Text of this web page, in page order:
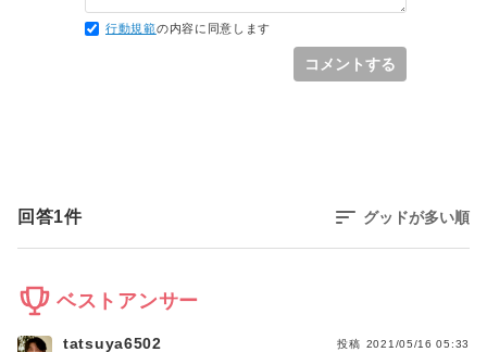
行動規範の内容に同意します
コメントする
回答1件 グッドが多い順
ベストアンサー
投稿 2021/05/16 05:33
tatsuya6502